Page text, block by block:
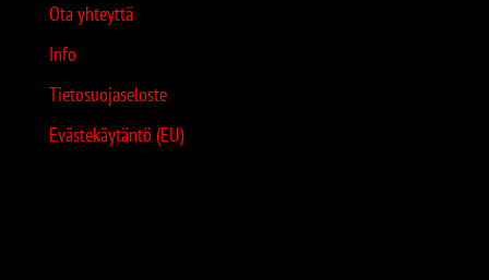
Ota yhteyttä
Info
Tietosuojaseloste
Evästekäytäntö (EU)